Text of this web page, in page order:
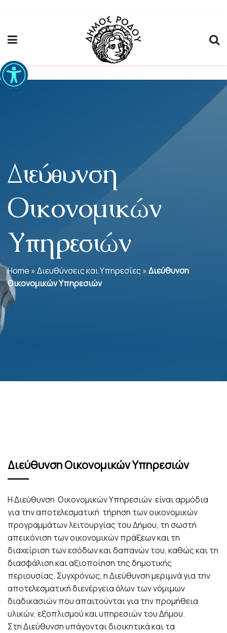
Ανοίξτε τη γραμμή εργαλείων
Διεύθυνση
Οικονομικών
Υπηρεσιών
Home » Διευθύνσεις και Υπηρεσίες » Διεύθυνση
Οικονομικών Υπηρεσιών
Διεύθυνση Οικονομικών Υπηρεσιών
Η Διεύθυνση Οικονομικών Υπηρεσιών είναι αρμόδια
για την αποτελεσματική τήρηση των οικονομικών
προγραμμάτων λειτουργίας του Δήμου, τη σωστή
απεικόνιση των οικονομικών πράξεων και τη
διαχείριση των εσόδων και δαπανών του, καθώς και τη
διασφάλιση και αξιοποίηση της δημοτικής
περιουσίας. Συγχρόνως, η Διεύθυνση μεριμνά για την
αποτελεσματική διενέργεια όλων των νόμιμων
διαδικασιών που απαιτούνται για την προμήθεια
υλικών, εξοπλισμού και υπηρεσιών του Δήμου.
Στη Διεύθυνση υπάγονται διοικητικά και τα